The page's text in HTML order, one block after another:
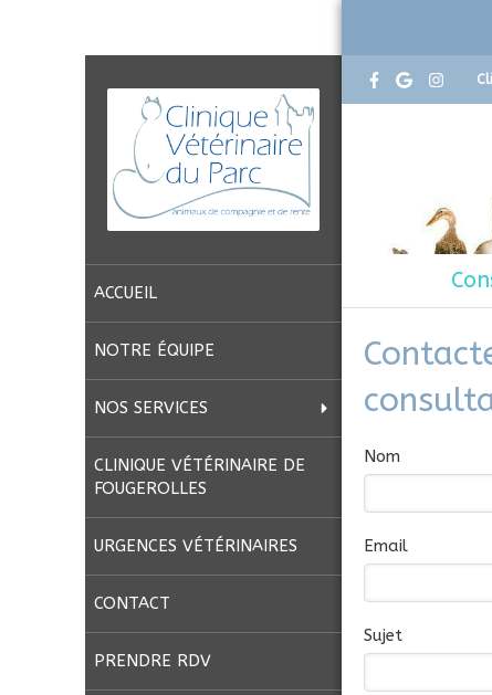
ACCUEIL
NOTRE ÉQUIPE
NOS SERVICES
CLINIQUE VÉTÉRINAIRE DE
FOUGEROLLES
URGENCES VÉTÉRINAIRES
CONTACT
PRENDRE RDV
Nom
Email
Sujet